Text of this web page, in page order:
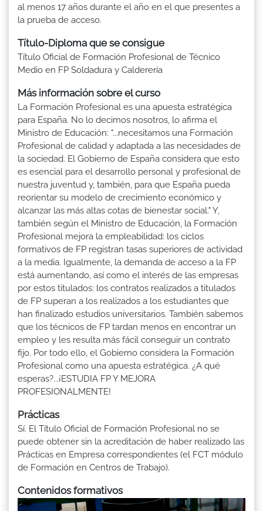
al menos 17 años durante el año en el que presentes a
la prueba de acceso.
Título-Diploma que se consigue
Título Oficial de Formación Profesional de Técnico
Medio en FP Soldadura y Calderería
Más información sobre el curso
La Formación Profesional es una apuesta estratégica
para España. No lo decimos nosotros, lo afirma el
Ministro de Educación: "...necesitamos una Formación
Profesional de calidad y adaptada a las necesidades de
la sociedad. El Gobierno de España considera que esto
es esencial para el desarrollo personal y profesional de
nuestra juventud y, también, para que España pueda
reorientar su modelo de crecimiento económico y
alcanzar las más altas cotas de bienestar social." Y,
también según el Ministro de Educación, la Formación
Profesional mejora la empleabilidad: los ciclos
formativos de FP registran tasas superiores de actividad
a la media. Igualmente, la demanda de acceso a la FP
está aumentando, así como el interés de las empresas
por estos titulados: los contratos realizados a titulados
de FP superan a los realizados a los estudiantes que
han finalizado estudios universitarios. También sabemos
que los técnicos de FP tardan menos en encontrar un
empleo y les resulta más fácil conseguir un contrato
fijo. Por todo ello, el Gobierno considera la Formación
Profesional como una apuesta estratégica. ¿A qué
esperas?...¡ESTUDIA FP Y MEJORA
PROFESIONALMENTE!
Prácticas
Sí. El Título Oficial de Formación Profesional no se
puede obtener sin la acreditación de haber realizado las
Prácticas en Empresa correspondientes (el FCT módulo
de Formación en Centros de Trabajo).
Contenidos formativos